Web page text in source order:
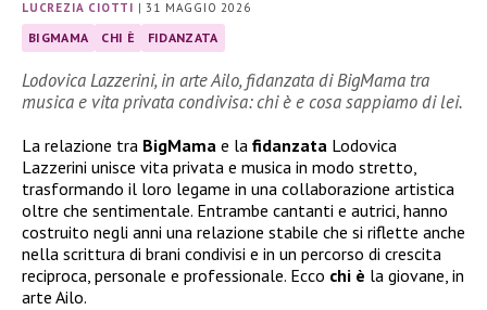
LUCREZIA CIOTTI |31 MAGGIO 2026
BIGMAMA CHI È FIDANZATA
Lodovica Lazzerini, in arte Ailo, fidanzata di BigMama tra
musica e vita privata condivisa: chi è e cosa sappiamo di lei.
La relazione tra BigMama e la fidanzata Lodovica
Lazzerini unisce vita privata e musica in modo stretto,
trasformando il loro legame in una collaborazione artistica
oltre che sentimentale. Entrambe cantanti e autrici, hanno
costruito negli anni una relazione stabile che si riflette anche
nella scrittura di brani condivisi e in un percorso di crescita
reciproca, personale e professionale. Ecco chi è la giovane, in
arte Ailo.